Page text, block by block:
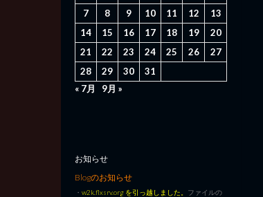
7
8 9 10 11 12
13
14
15 16 17 18 19
20
21
22 23 24 25 26
27
28
29 30
31
« 7月
9月 »
お知らせ
Blogのお知らせ
・ w2k.flxsrv.org を引っ越しました。 ファイルの